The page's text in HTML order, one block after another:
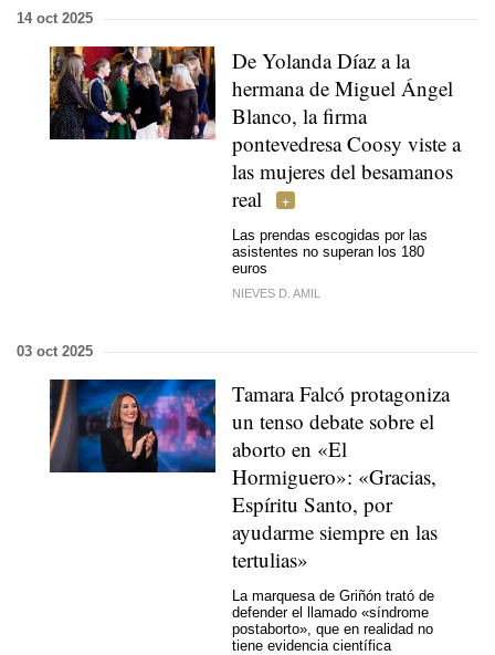
14 oct 2025
De Yolanda Díaz a la
hermana de Miguel Ángel
Blanco, la firma
pontevedresa Coosy viste a
las mujeres del besamanos
real
Las prendas escogidas por las
asistentes no superan los 180
euros
NIEVES D. AMIL
03 oct 2025
Tamara Falcó protagoniza
un tenso debate sobre el
aborto en «El
Hormiguero»: «Gracias,
Espíritu Santo, por
ayudarme siempre en las
tertulias»
La marquesa de Griñón trató de
defender el llamado «síndrome
postaborto», que en realidad no
tiene evidencia científica